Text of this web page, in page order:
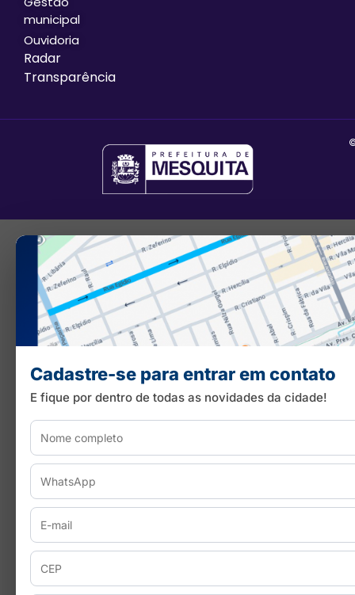
municipal
Ouvidoria
Radar
Transparência
Cadastre-se para entrar em contato
E fique por dentro de todas as novidades da cidade!